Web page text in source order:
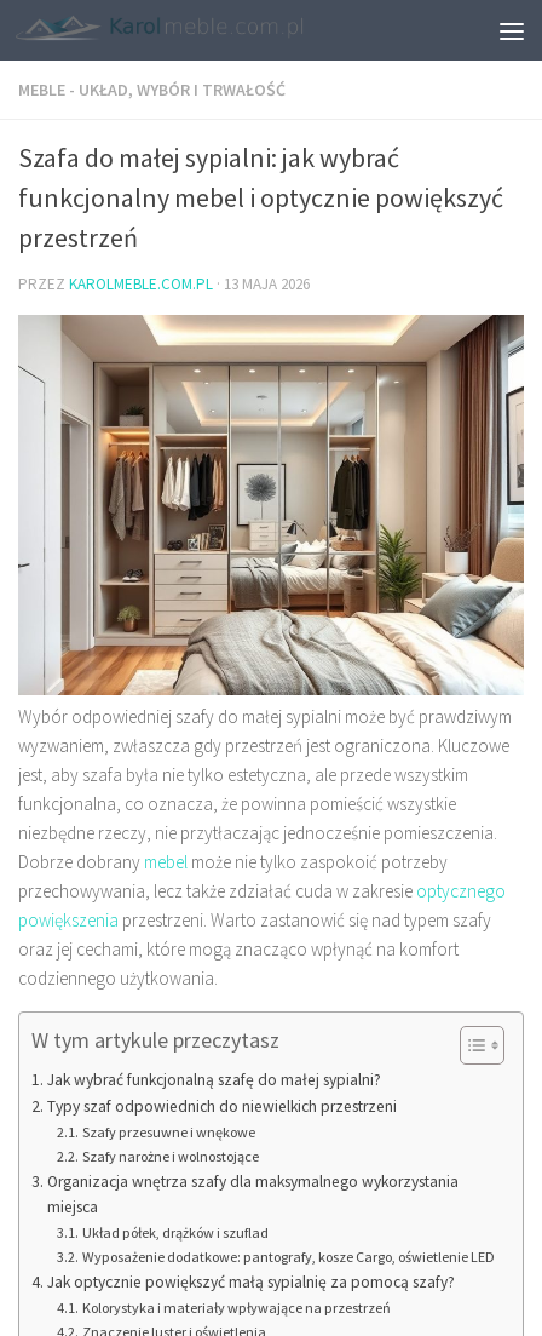
MEBLE - UKŁAD, WYBÓR I TRWAŁOŚĆ
Szafa do małej sypialni: jak wybrać
funkcjonalny mebel i optycznie powiększyć
przestrzeń
PRZEZ KAROLMEBLE.COM.PL · 13 MAJA 2026
Wybór odpowiedniej szafy do małej sypialni może być prawdziwym
wyzwaniem, zwłaszcza gdy przestrzeń jest ograniczona. Kluczowe
jest, aby szafa była nie tylko estetyczna, ale przede wszystkim
funkcjonalna, co oznacza, że powinna pomieścić wszystkie
niezbędne rzeczy, nie przytłaczając jednocześnie pomieszczenia.
Dobrze dobrany mebel może nie tylko zaspokoić potrzeby
przechowywania, lecz także zdziałać cuda w zakresie optycznego
powiększenia przestrzeni. Warto zastanowić się nad typem szafy
oraz jej cechami, które mogą znacząco wpłynąć na komfort
codziennego użytkowania.
W tym artykule przeczytasz
Jak wybrać funkcjonalną szafę do małej sypialni?
Typy szaf odpowiednich do niewielkich przestrzeni
Szafy przesuwne i wnękowe
Szafy narożne i wolnostojące
Organizacja wnętrza szafy dla maksymalnego wykorzystania
miejsca
Układ półek, drążków i szuflad
Wyposażenie dodatkowe: pantografy, kosze Cargo, oświetlenie LED
Jak optycznie powiększyć małą sypialnię za pomocą szafy?
Kolorystyka i materiały wpływające na przestrzeń
Znaczenie luster i oświetlenia